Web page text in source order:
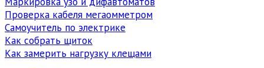
Проверка кабеля мегаомметром
Самоучитель по электрике
Как собрать щиток
Как замерить нагрузку клещами